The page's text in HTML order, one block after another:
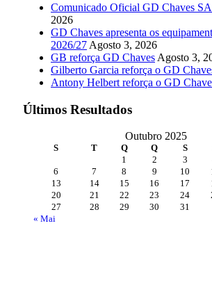
Comunicado Oficial GD Chaves
2026
GD Chaves apresenta os
2026/27 Agosto 3, 2026
GB reforça GD Chaves Agosto 3,
Gilberto Garcia reforça o GD
Antony Helbert reforça o GD
Últimos Resultados
Outubro 2025
S T Q Q S
« Mai
1 2 3
6
7 8 9 10
13
14 15 16 17
20
21 22 23 24
27
28 29 30 31